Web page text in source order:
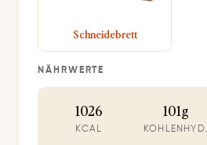
Schneidebrett
NÄHRWERTE
1026
KCAL
101g
KOHLENHYD.